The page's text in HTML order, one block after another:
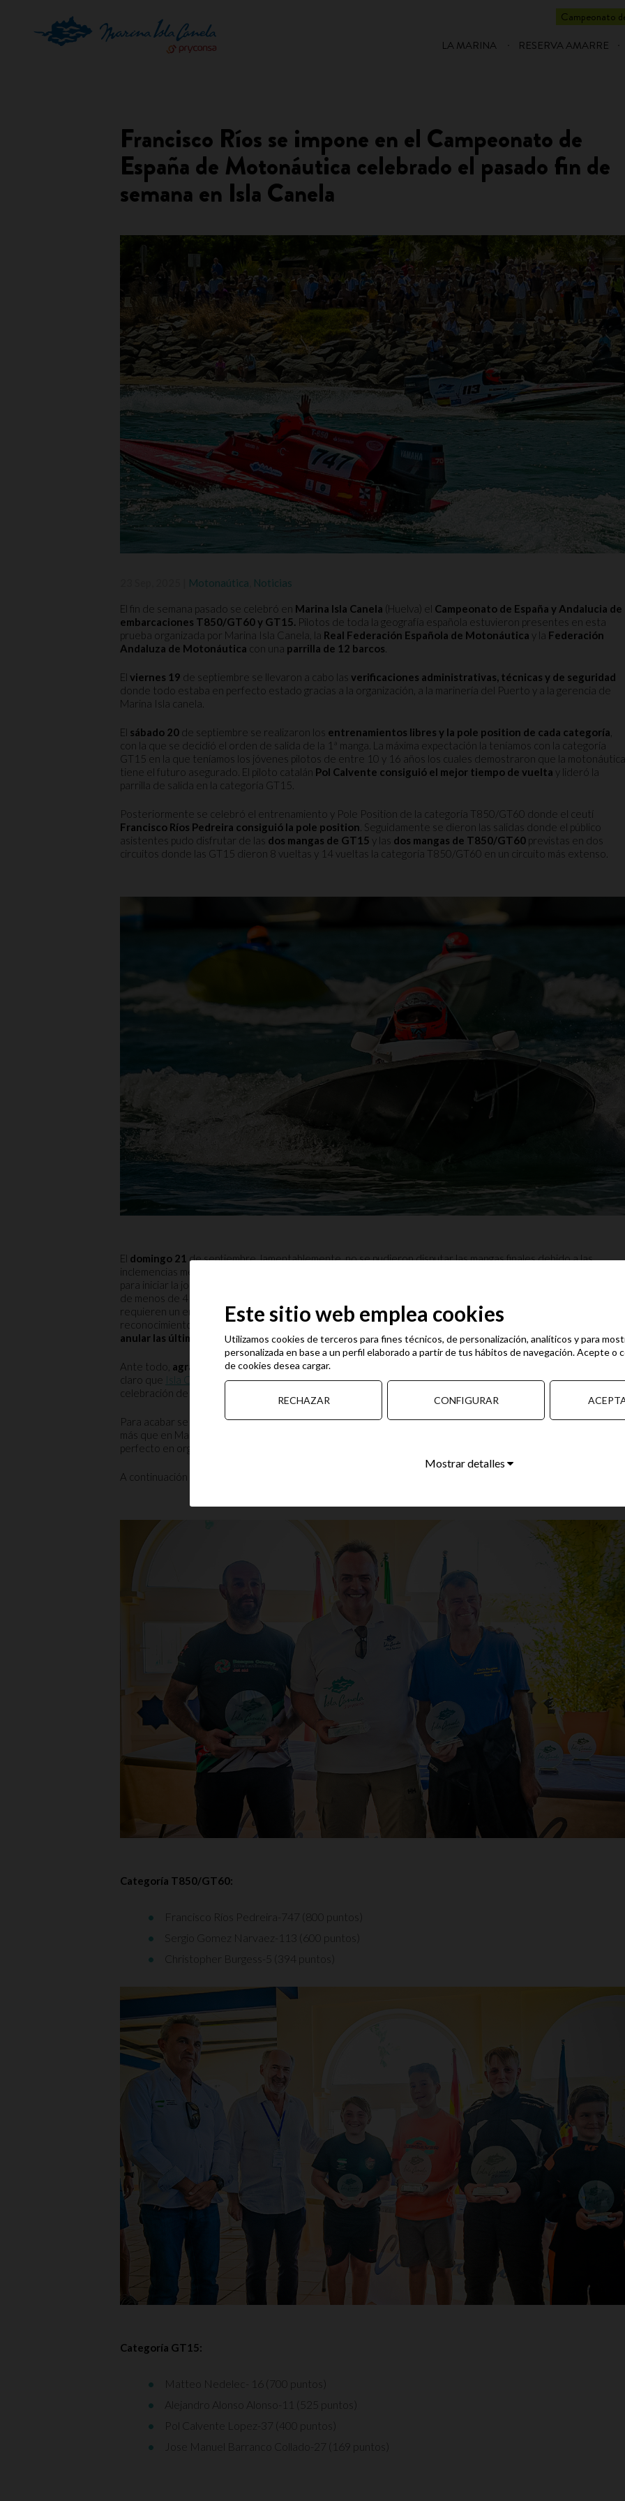
Campeonato
LA MARINA
RESERVA AMARRE
Francisco Ríos se impone en el Campeonato de
España de Motonáutica celebrado el pasado fin de
semana en Isla Canela
Motonaútica Noticias
El fin de semana pasado se celebró en Marina Isla Canela (Huelva) el Campeonato de España y Andalucia de
embarcaciones T850/GT60 y GT15. Pilotos de toda la geografía española estuvieron presentes en esta
prueba organizada por Marina Isla Canela, la Real Federación Española de Motonáutica y la Federación
Andaluza de Motonáutica con una parrilla de 12 barcos
El viernes 19 de septiembre se llevaron a cabo las verificaciones administrativas, técnicas y de seguridad
donde todo estaba en perfecto estado gracias a la organización, a la marinería del Puerto y a la gerencia de
Marina Isla canela.
El sábado 20 de septiembre se realizaron los entrenamientos libres y la pole position de cada categoría
con la que se decidió el orden de salida de la 1ª manga. La máxima expectación la teníamos con la categoría
GT15 en la que teníamos los jóvenes pilotos de entre 10 y 16 años los cuales demostraron que la motonáutica
tiene el futuro asegurado. El piloto catalán Pol Calvente consiguió el mejor tiempo de vuelta y lideró la
parrilla de salida en la categoría GT15.
Posteriormente se celebró el entrenamiento y Pole Position de la categoría T850/GT60 donde el ceutí
Francisco Ríos Pedreira consiguió la pole position . Seguidamente se dieron las salidas donde el público
asistentes pudo disfrutar de las dos mangas de GT15 y las dos mangas de T850/GT60 previstas en dos
circuitos donde las GT15 dieron 8 vueltas y 14 vueltas la categoría T850/GT60 en un circuito más extenso.
El domingo 21 de septiembre, lamentablemente, no se pudieron disputar las mangas finales debido a las
inclemencias meteorológicas, en especial el fuerte viento y el estado del mar. A pesar de que todo estaba listo
para iniciar la jornada, las condiciones no eran seguras para la competición. Las embarcaciones, lanchas rápidas
de menos de 4 metros de eslora, con un peso de 250 kg y capaces de alcanzar velocidades de hasta 120 km/h,
requieren un entorno más favorable. La organización y los pilotos entraron al circuito para realizar la vuelta de
reconocimiento, con la cual se certificó que era imposible poder realizarlas. Por ello,se tomó la decisión de
anular las últimas mangas de cada categoría.
Ante todo, agradecer al público asistente la comprensión y el interés en presenciar la prueba
claro que Isla Canela
tiene que ser un punto de referencia ya que reúne las condiciones perfectas para la
celebración de pruebas de este tipo.
Para acabar se hizo unaentrega de premiosdigna de un campeonato del mundo donde demostraron una vez
más que en Marina Isla Canela cuidan hasta el último detalle. Así se puso el broche de final a un fin de semana
perfecto en organización.
A continuación les dejamos el podio:
Categoría T850/GT60:
Francisco Ríos Pedreira-747 (800 puntos)
Sergio Gomez Narvaez-113 (600 puntos)
Christopher Burgess-5 (394 puntos)
Categoría GT15:
Matteo Nedelec- 16 (700 puntos)
Alejandro Alonso Alonso-11 (525 puntos)
Pol Calvente Lopez-37 (400 puntos)
Jose Manuel Barranco Collado-27 (169 puntos)
Este sitio web emplea cookies
Utilizamos cookies de terceros para fines técnicos, de personalización, analíticos y para
personalizada en base a un perfil elaborado a partir de tus hábitos de navegación. Acepte o
de cookies desea cargar.
RECHAZAR CONFIGURAR
Mostrar detalles